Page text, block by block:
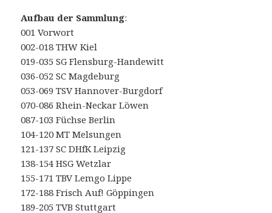
Aufbau der Sammlung:
001 Vorwort
002-018 THW Kiel
019-035 SG Flensburg-Handewitt
036-052 SC Magdeburg
053-069 TSV Hannover-Burgdorf
070-086 Rhein-Neckar Löwen
087-103 Füchse Berlin
104-120 MT Melsungen
121-137 SC DHfK Leipzig
138-154 HSG Wetzlar
155-171 TBV Lemgo Lippe
172-188 Frisch Auf! Göppingen
189-205 TVB Stuttgart